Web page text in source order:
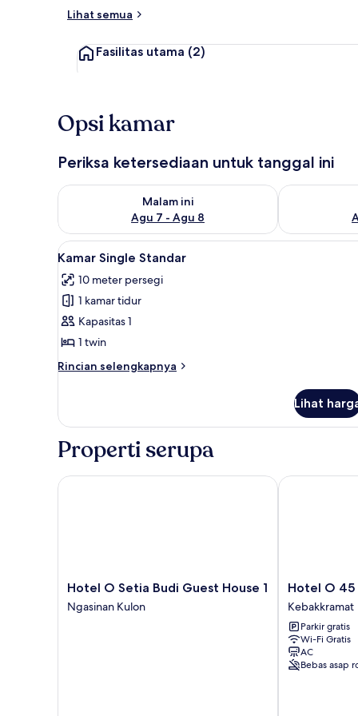
Lihat semua
Fasilitas utama (2)
Opsi kamar
Periksa ketersediaan untuk tanggal ini
Malam ini
Agu 7 - Agu 8
Periksa ketersediaan untuk malam ini Agu 7 - Agu 8
Periksa
Lihat
semua
foto
untuk
Kamar
Single
Standar
Kamar Single Standar | Seprai
15
Kamar Single Standar
10 meter persegi
1 kamar tidur
Kapasitas 1
1 twin
Rincian selengkapnya
Rincian
Kamar
Standar
Lihat
Properti serupa
Hotel
O
Setia
Hotel O Setia Budi Guest House 1
Ngasinan Kulon
Hotel O Setia Budi Guest House 1
Hotel
O
45
Guest
House
Kebakkramat
Hotel O 45
Kebakkramat
Parkir gratis
Wi-Fi Gratis
AC
Bebas asap
Hotel O 45